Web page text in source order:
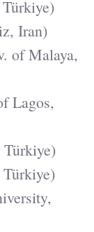
Iran)
of Malaya,
Lagos,
Türkiye)